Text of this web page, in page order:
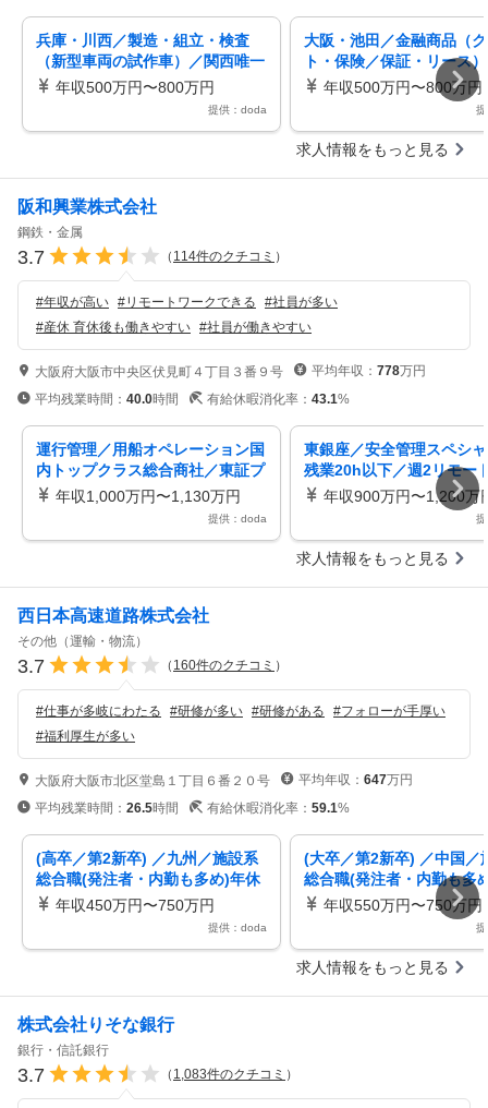
兵庫・川西／製造・組立・検査
（新型車両の試作車）／関西唯一
の完成車メーカー／軽自動車国内
年収500万円〜800万円
提供：doda
大阪・池田／金融商品（
ト・保険／保証・リース
るバリューチェーン構築
年収500万円〜800万円
求人情報をもっと見る
阪和興業株式会社
鋼鉄・金属
3.7 （ 114件のクチコミ ）
#年収が高い #リモートワークできる #社員が多い
#産休 育休後も働きやすい #社員が働きやすい
大阪府大阪市中央区伏見町４丁目３番９号 平均年収： 778万円
平均残業時間： 40.0時間 有給休暇消化率： 43.1%
運行管理／用船オペレーション国
内トップクラス総合商社／東証プ
ライム上場
年収1,000万円〜1,130万円
提供：doda
東銀座／安全管理スペシ
残業20h以下／週2リモー
ライム上場Ｇの安全体制
年収900万円〜1,200万
求人情報をもっと見る
西日本高速道路株式会社
その他（運輸・物流）
3.7 （ 160件のクチコミ ）
#仕事が多岐にわたる #研修が多い #研修がある #フォローが手厚い
#福利厚生が多い
大阪府大阪市北区堂島１丁目６番２０号 平均年収： 647万円
平均残業時間： 26.5時間 有給休暇消化率： 59.1%
(高卒／第2新卒) ／九州／施設系
総合職(発注者・内勤も多め)年休
130日／中途の定着率ほぼ100%
年収450万円〜750万円
提供：doda
(大卒／第2新卒) ／中国／
総合職(発注者・内勤も多
130日／中途の定着率ほぼ
年収550万円〜750万円
求人情報をもっと見る
株式会社りそな銀行
銀行・信託銀行
3.7 （ 1,083件のクチコミ ）